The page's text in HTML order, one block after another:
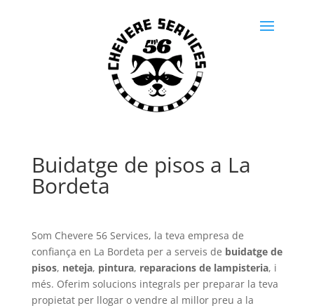
Buidatge de pisos a La
Bordeta
Som Chevere 56 Services, la teva empresa de
confiança en La Bordeta per a serveis de buidatge de
pisos, neteja, pintura, reparacions de lampisteria, i
més. Oferim solucions integrals per preparar la teva
propietat per llogar o vendre al millor preu a la